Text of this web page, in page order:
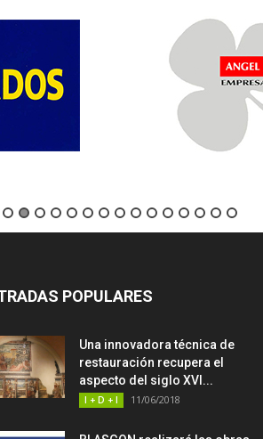
POPULARES
Una innovadora técnica de
restauración recupera el
aspecto del siglo XVI...
I + D + I 11/06/2018